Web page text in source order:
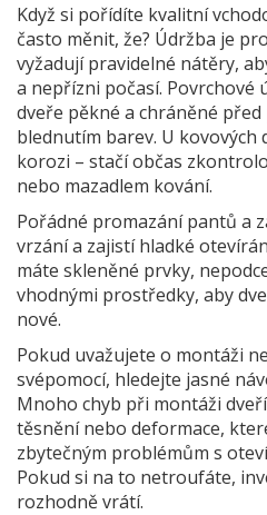
Když si pořídíte kvalitní
často měnit, že? Údržba je
vyžadují pravidelné nátěry,
a nepřízni počasí. Povrchové
dveře pěkné a chráněné
blednutím barev. U kovových
korozi – stačí občas
nebo mazadlem kování.
Pořádné promazání pantů a
vrzání a zajistí hladké
máte skleněné prvky,
vhodnými prostředky, aby
nové.
Pokud uvažujete o montáži
svépomocí, hledejte jasné
Mnoho chyb při montáži
těsnění nebo deformace,
zbytečným problémům s
Pokud si na to netroufáte,
rozhodně vrátí.